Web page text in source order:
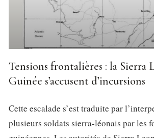
Tensions frontalières : la Sierra
Guinée s’accusent d’incursions
Cette escalade s’est traduite par
plusieurs soldats sierra-léonais par les